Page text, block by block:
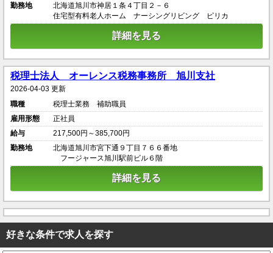
勤務地
北海道旭川市神居１条４丁目２－６
住宅型有料老人ホーム ナーシングリビング ピリカ
詳細を見る
税理士法人 オーレンス税務事務所 旭川支社
2026-04-03 更新
職種
税理士業務 補助職員
雇用形態
正社員
給与
217,500円～385,700円
勤務地
北海道旭川市宮下通９丁目７６６番地
フージャース旭川駅前ビル６階
詳細を見る
好きな条件で求人を探す